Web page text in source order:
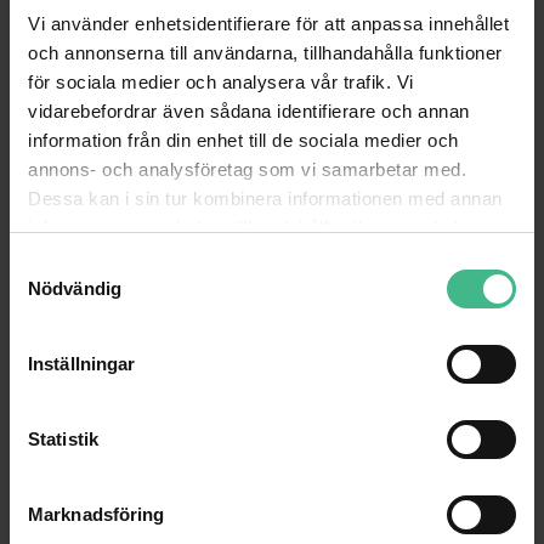
Vi använder enhetsidentifierare för att anpassa innehållet
och annonserna till användarna, tillhandahålla funktioner
för sociala medier och analysera vår trafik. Vi
vidarebefordrar även sådana identifierare och annan
information från din enhet till de sociala medier och
annons- och analysföretag som vi samarbetar med.
Dessa kan i sin tur kombinera informationen med annan
information som du har tillhandahållit eller som de har
Nödvändig
Inställningar
Statistik
Marknadsföring